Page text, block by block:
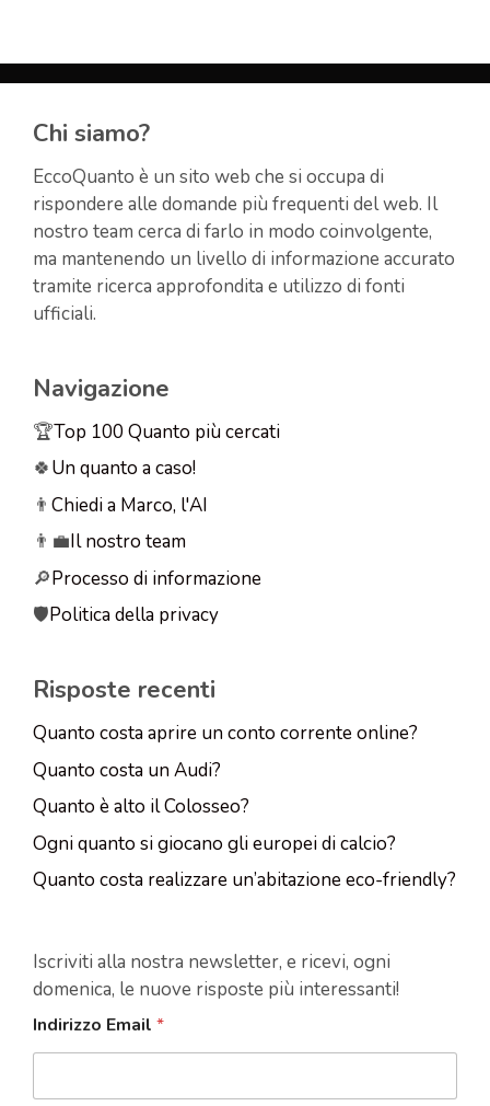
Chi siamo?
EccoQuanto è un sito web che si occupa di
rispondere alle domande più frequenti del web. Il
nostro team cerca di farlo in modo coinvolgente,
ma mantenendo un livello di informazione accurato
tramite ricerca approfondita e utilizzo di fonti
ufficiali.
Navigazione
🏆Top 100 Quanto più cercati
🍀Un quanto a caso!
👨 Chiedi a Marco, l'AI
👨‍💼Il nostro team
🔎Processo di informazione
🛡️Politica della privacy
Risposte recenti
Quanto costa aprire un conto corrente online?
Quanto costa un Audi?
Quanto è alto il Colosseo?
Ogni quanto si giocano gli europei di calcio?
Quanto costa realizzare un’abitazione eco-friendly?
Iscriviti alla nostra newsletter, e ricevi, ogni
domenica, le nuove risposte più interessanti!
Indirizzo Email *